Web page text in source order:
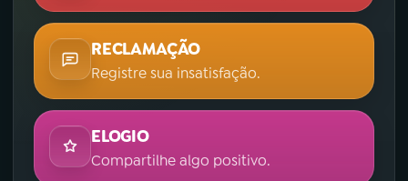
RECLAMAÇÃO
Registre sua insatisfação.
ELOGIO
Compartilhe algo positivo.